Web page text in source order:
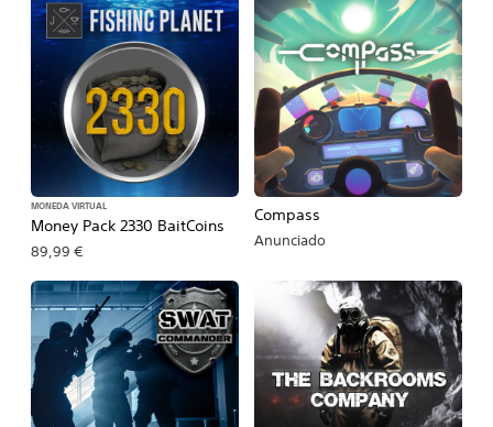
Money Pack 2330 BaitCoins
MONEDA VIRTUAL
89,99 €
Compass
Anunciado